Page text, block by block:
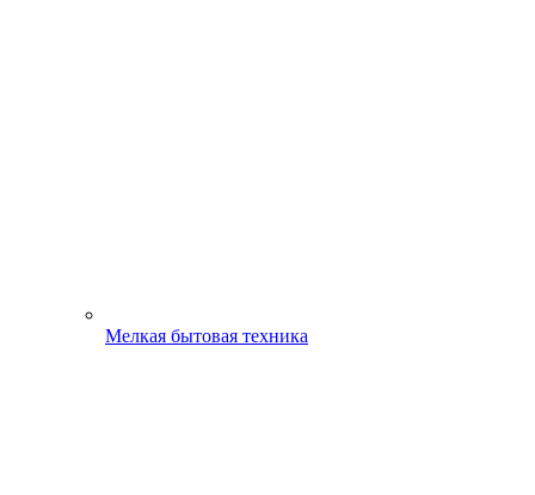
Мелкая бытовая техника